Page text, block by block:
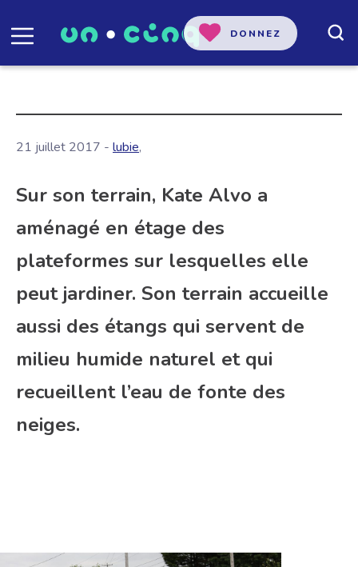
DONNEZ
21 juillet 2017 - lubie,
Sur son terrain, Kate Alvo a
aménagé en étage des
plateformes sur lesquelles elle
peut jardiner. Son terrain accueille
aussi des étangs qui servent de
milieu humide naturel et qui
recueillent l’eau de fonte des
neiges.